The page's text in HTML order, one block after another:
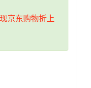
京东购物折上